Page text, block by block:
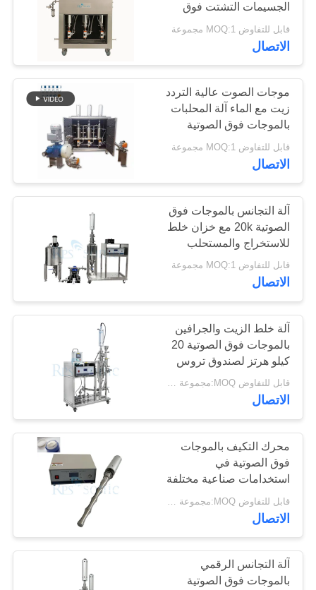
حالات
خريطة
الموقع
سياسة
الخصوصية
امدادات الطاقة
بالموجات فوق
الصوتية
40
لحام بالموجات فوق
الصوتية القرن
30
جهاز القطع بالموجات
فوق الصوتية
90
بقعة لحام بالموجات
فوق الصوتية
48
الجسيمات التشتت فوق
الصوتي الجرافين
قابل للتفاوض MOQ:1 مجموعة
الاتصال
موجات الصوت عالية التردد
زيت مع الماء آلة المحلبات
بالموجات فوق الصوتية
قابل للتفاوض MOQ:1 مجموعة
الاتصال
آلة التجانس بالموجات فوق
الصوتية 20k مع خزان خلط
للاستخراج والمستحلب
قابل للتفاوض MOQ:1 مجموعة
الاتصال
آلة خلط الزيت والجرافين
بالموجات فوق الصوتية 20
كيلو هرتز لصندوق تروس
الدراجة النارية
قابل للتفاوض MOQ:مجموعة واحدة
الاتصال
محرك التكيف بالموجات
فوق الصوتية في
استخدامات صناعية مختلفة
مع الصوت الصوتي عالي
التوسع
الاتصال
آلة التجانس الرقمي
بالموجات فوق الصوتية